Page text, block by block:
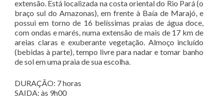
extensão. Está localizada na costa oriental do Rio Pará (o
braço sul do Amazonas), em frente à Baía de Marajó, e
possui em torno de 16 belíssimas praias de água doce,
com ondas e marés, numa extensão de mais de 17 km de
areias claras e exuberante vegetação. Almoço incluído
(bebidas à parte), tempo livre para nadar e tomar banho
de sol em uma praia de sua escolha.
DURAÇÃO: 7 horas
SAIDA: às 9h00